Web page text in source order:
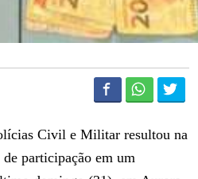
Civil e Militar resultou na
participação em um